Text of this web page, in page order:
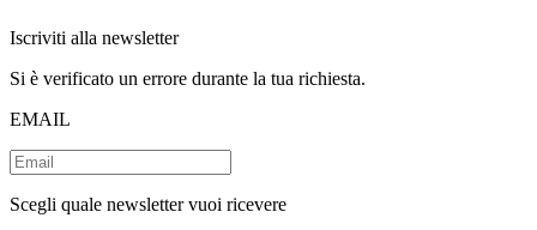
Iscriviti alla newsletter
Si è verificato un errore durante la tua richiesta.
EMAIL
Scegli quale newsletter vuoi ricevere